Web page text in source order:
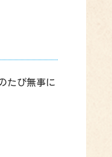
たび無事に